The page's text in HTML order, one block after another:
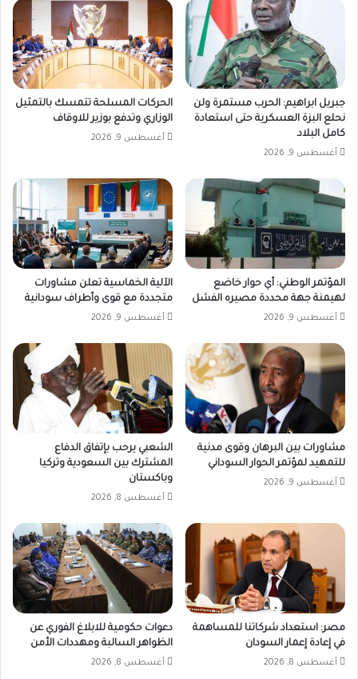
جبريل ابراهيم: الحرب مستمرة ولن
نحلع البزة العسكرية حتى استعادة
كامل البلاد
أغسطس 9, 2026
الحركات المسلحة تتمسك بالتمثيل
الوزاري وتدفع بوزير للاوقاف
أغسطس 9, 2026
المؤتمر الوطني: أي حوار خاضع
لهيمنة جهة محددة مصيره الفشل
أغسطس 9, 2026
الآلية الخماسية تعلن مشاورات
متجددة مع قوى وأطراف سودانية
أغسطس 9, 2026
مشاورات بين البرهان وقوى مدنية
للتمهيد لمؤتمر الحوار السوداني
أغسطس 9, 2026
الشعبي يرحب بإتفاق الدفاع
المشترك بين السعودية وتركيا
وباكستان
أغسطس 8, 2026
مصر: استعداد شركاتنا للمساهمة
في إعادة إعمار السودان
أغسطس 8, 2026
دعوات حكومية للابلاغ الفوري عن
الظواهر السالبة ومهددات الأمن
أغسطس 8, 2026